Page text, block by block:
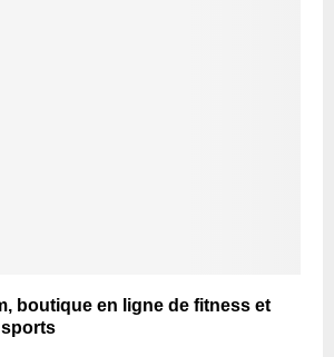
boutique en ligne de fitness et